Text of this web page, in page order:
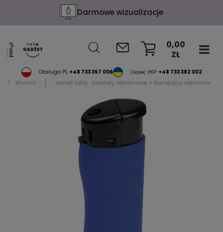
Darmowe wizualizacje
Obsługa PL +48 733 367 006 Сервіс УКР +48 733 382 002
0,00
ZŁ
Wstecz Jesteś tutaj: Gadżety reklamowe Narzędzia reklamowe